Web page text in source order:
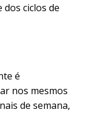
ciclos de
é
nos mesmos
de semana,